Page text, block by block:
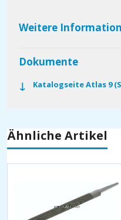
Weitere
Dokumente
Katalogseite Atlas 9
Ähnliche Artikel